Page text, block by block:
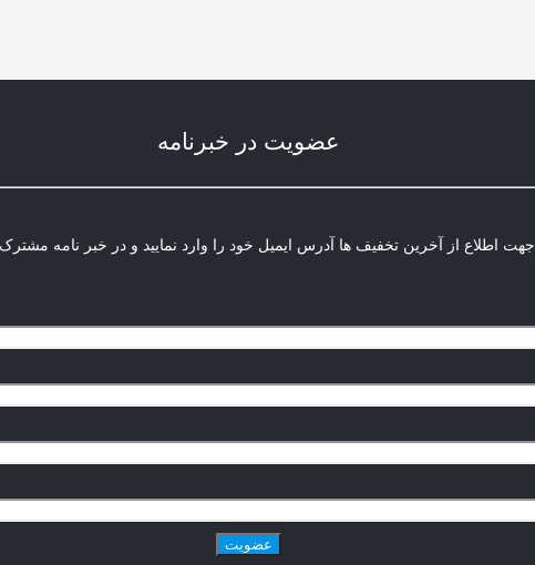
عضویت در خبرنامه
جهت اطلاع از آخرین تخفیف ها آدرس ایمیل خود را وارد نمایید و در خبر نامه